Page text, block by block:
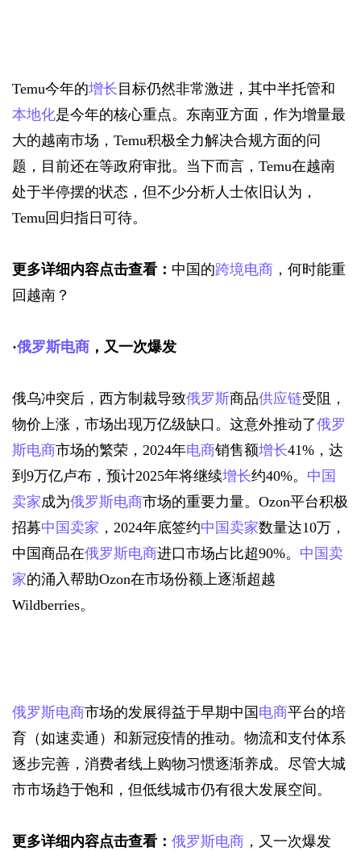
Temu今年的增长 目标仍然非常激进，其中半托管和
本地化是今年的核心重点。东南亚方面，作为增量最
大的越南市场，Temu积极全力解决合规方面的问
题，目前还在等政府审批。当下而言，Temu在越南
处于半停摆的状态，但不少分析人士依旧认为，
Temu回归指日可待。
更多详细内容点击查看： 中国的跨境电商 ，何时能重
回越南？
·俄罗斯电商 ，又一次爆发
俄乌冲突后，西方制裁导致俄罗斯商品供应链受阻，
物价上涨，市场出现万亿级缺口。这意外推动了俄罗
斯电商市场的繁荣，2024年电商销售额增长41%，达
到9万亿卢布，预计2025年将继续增长约40%。 中国
卖家成为俄罗斯电商市场的重要力量。Ozon平台积极
招募中国卖家 ，2024年底签约中国卖家数量达10万，
中国商品在俄罗斯电商进口市场占比超90%。 中国卖
家的涌入帮助Ozon在市场份额上逐渐超越
Wildberries。
俄罗斯电商市场的发展得益于早期中国 电商平台的培
育（如速卖通）和新冠疫情的推动。物流和支付体系
逐步完善，消费者线上购物习惯逐渐养成。尽管大城
市市场趋于饱和，但低线城市仍有很大发展空间。
更多详细内容点击查看： 俄罗斯电商 ，又一次爆发